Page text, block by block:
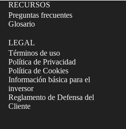
RECURSOS
Preguntas frecuentes
Glosario
LEGAL
Términos de uso
Política de Privacidad
Política de Cookies
Información básica para el
inversor
Reglamento de Defensa del
Cliente